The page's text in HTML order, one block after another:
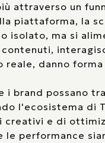
attraverso un
piattaforma, la
isolato, ma si
reale, danno
i brand possano
l'ecosistema di
creativi e di
le performance